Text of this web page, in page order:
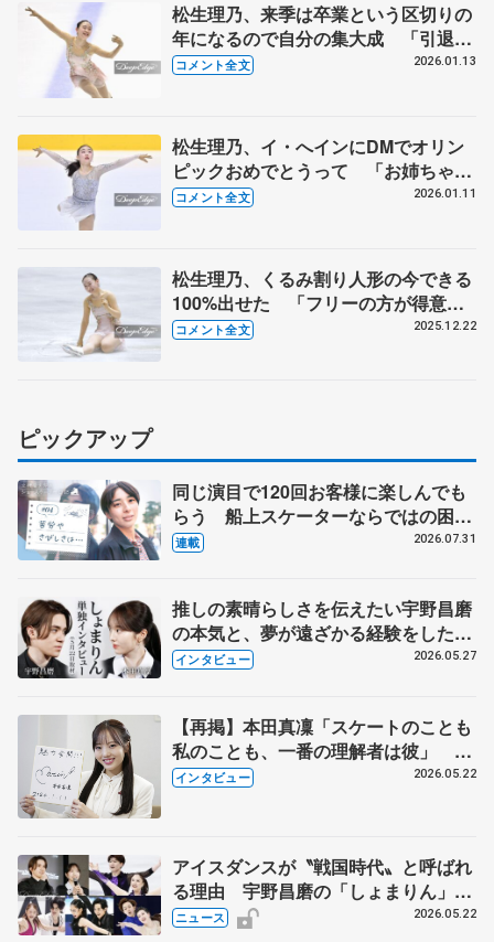
松生理乃、来季は卒業という区切りの
年になるので自分の集大成 「引退す
るにしてもしないにしてもやり切った
コメント全文 2026.01.13
松生理乃、イ・へインにDMでオリン
ピックおめでとうって 「お姉ちゃ
ん」と言ってくれてかわいい【日本学
コメント全文 2026.01.11
松生理乃、くるみ割り人形の今できる
100%出せた 「フリーの方が得意な
んだねってよく言われる」【全日本フ
コメント全文 2025.12.22
ピックアップ
同じ演目で120回お客様に楽しんでも
らう 船上スケーターならではの困難
とは 影響あったPIW前キャプテン松
連載 2026.07.31
推しの素晴らしさを伝えたい宇野昌磨
の本気と、夢が遠ざかる経験をした本
田真凜の覚悟
インタビュー 2026.05.27
【再掲】本田真凜「スケートのことも
私のことも、一番の理解者は彼」 引
退時の単独インタビューで語った競技
インタビュー 2026.05.22
アイスダンスが〝戦国時代〟と呼ばれ
る理由 宇野昌磨の「しょまりん」ら
実力者が相次いで参戦 国内の競争激
ニュース 2026.05.22